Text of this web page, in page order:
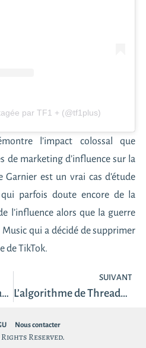
par TF1 + (@tf1plus)
l’impact colossal que
de marketing d’influence sur la
Garnier est un vrai cas d’étude
parfois doute encore de la
l’influence alors que la guerre
qui a décidé de supprimer
de TikTok.
META lance Creator Management Tools
SUIVANT
L’algorithme de Threads : Décryptage de son intelligence artificielle
Nous contacter
Reserved.